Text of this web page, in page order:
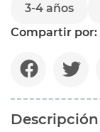
3-4 años
Compartir por:
Descripción